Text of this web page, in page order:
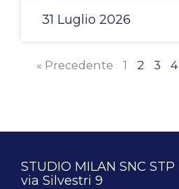
31 Luglio 2026
« Precedente 1 2 3 4
STUDIO MILAN SNC STP
via Silvestri 9